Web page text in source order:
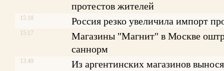
протестов жителей
15:18 Россия резко увеличила импорт
15:17
Магазины "Магнит" в Москве
саннорм
13:49 Из аргентинских магазинов